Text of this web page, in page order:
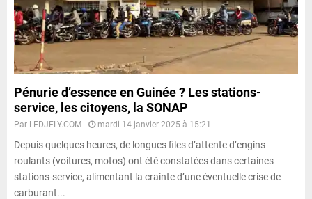
Pénurie d’essence en Guinée ? Les stations-
service, les citoyens, la SONAP
Par LEDJELY.COM mardi 14 janvier 2025 à 15:21
Depuis quelques heures, de longues files d’attente d’engins
roulants (voitures, motos) ont été constatées dans certaines
stations-service, alimentant la crainte d’une éventuelle crise de
carburant...